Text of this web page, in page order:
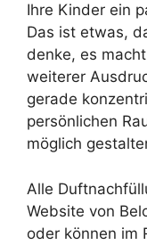
Ihre Kinder ein
Das ist etwas,
denke, es
weiterer
gerade
persönlichen
möglich
Alle
Website von
oder können im